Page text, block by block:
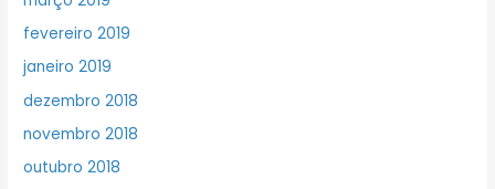
fevereiro 2019
janeiro 2019
dezembro 2018
novembro 2018
outubro 2018